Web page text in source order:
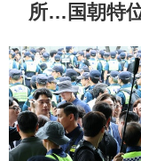
所…国朝特